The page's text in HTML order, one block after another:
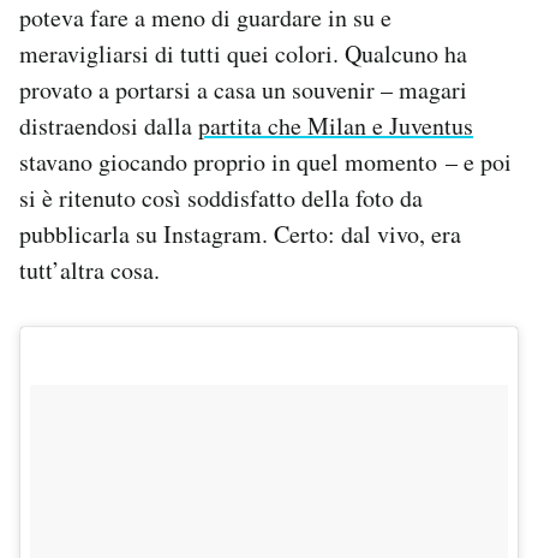
CALENDARIO
AREA PERSONALE
Area Personale
Newsletter
Notifiche mobile
Regala il Post
Esci
poteva fare a meno di guardare in su e
meravigliarsi di tutti quei colori. Qualcuno ha
provato a portarsi a casa un souvenir – magari
distraendosi dallapartita che Milan e Juventus
stavano giocando proprio in quel momento – e poi
si è ritenuto così soddisfatto della foto da
pubblicarla su Instagram. Certo: dal vivo, era
tutt’altra cosa.